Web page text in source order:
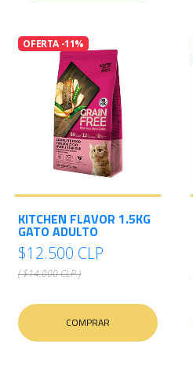
OFERTA -11%
KITCHEN FLAVOR 1.5KG
GATO ADULTO
$12.500 CLP
( $14.000 CLP )
COMPRAR